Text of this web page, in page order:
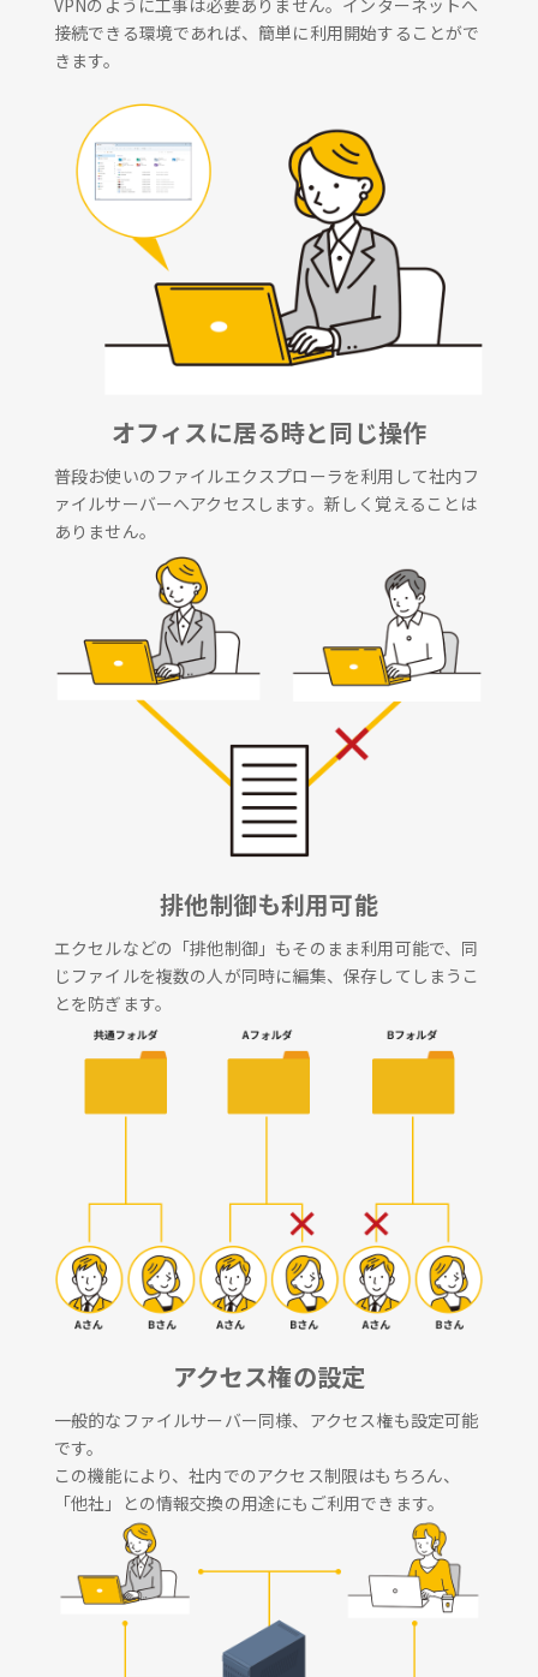
接続できる環境であれば、簡単に利用開始することがで
きます。
オフィスに居る時と同じ操作
普段お使いのファイルエクスプローラを利用して社内フ
ァイルサーバーへアクセスします。新しく覚えることは
ありません。
排他制御も利用可能
エクセルなどの「排他制御」もそのまま利用可能で、同
じファイルを複数の人が同時に編集、保存してしまうこ
とを防ぎます。
アクセス権の設定
一般的なファイルサーバー同様、アクセス権も設定可能
です。
この機能により、社内でのアクセス制限はもちろん、
「他社」との情報交換の用途にもご利用できます。